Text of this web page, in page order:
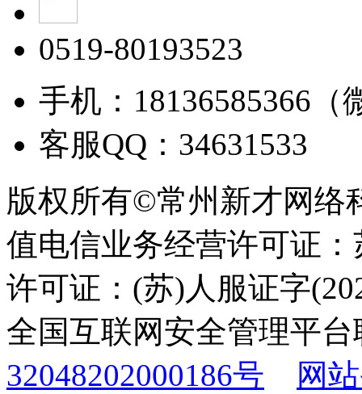
0519-80193523
手机：18136585366（
客服QQ：34631533
版权所有©常州新才网络
值电信业务经营许可证
许可证：(苏)人服证字
全国互联网安全管理平
32048202000186号
网